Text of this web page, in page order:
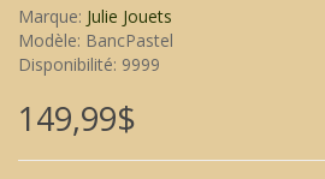
Marque: Julie Jouets
Modèle: BancPastel
Disponibilité: 9999
149,99$